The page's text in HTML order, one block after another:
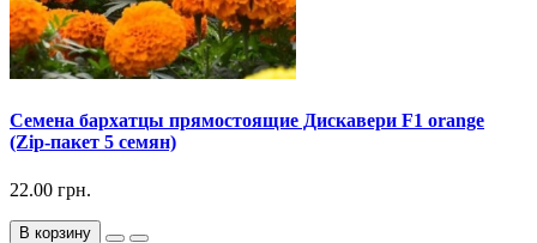
Семена бархатцы прямостоящие Дискавери F1 orange
(Zip-пакет 5 семян)
22.00 грн.
В корзину